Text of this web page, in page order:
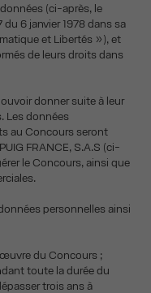
(ci-après, le
6 janvier 1978 dans sa
et Libertés »), et
de leurs droits dans
donner suite à leur
Les données
au Concours seront
FRANCE, S.A.S (ci-
le Concours, ainsi que
personnelles ainsi
du Concours ;
toute la durée du
trois ans à